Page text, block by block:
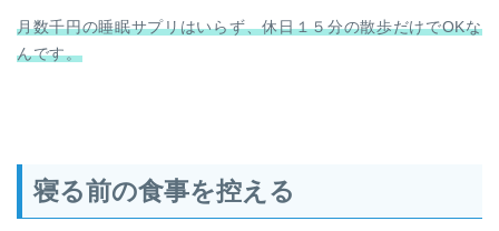
月数千円の睡眠サプリはいらず、休日１５分の散歩だけでOKな
んです。
寝る前の食事を控える